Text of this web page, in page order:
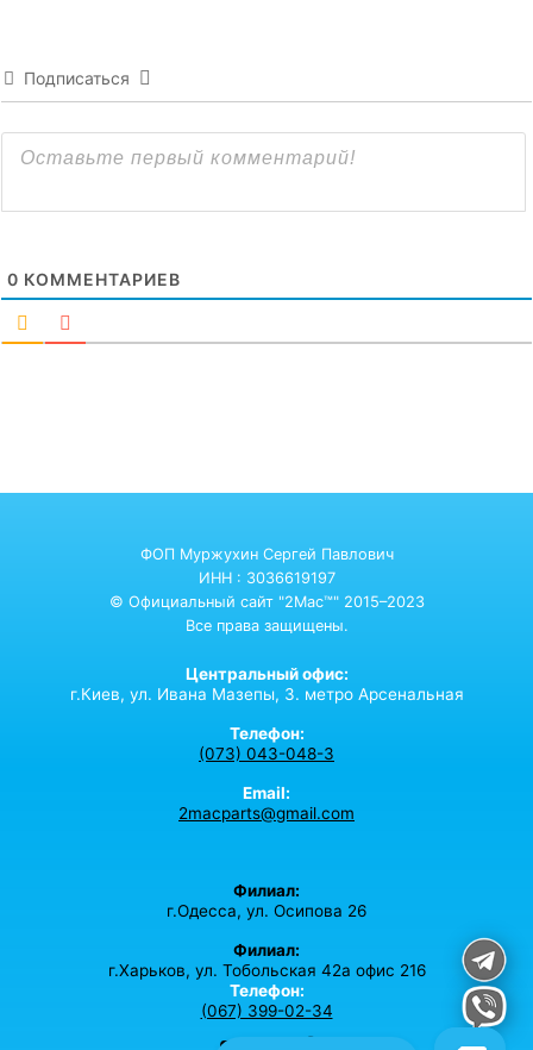
Подписаться
0 КОММЕНТАРИЕВ
ФОП Муржухин Сергей Павлович
ИНН : 3036619197
© Официальный сайт "2Mac™" 2015–2023
Все права защищены.
Центральный офис:
г.Киев, ул. Ивана Мазепы, 3. метро Арсенальная
Телефон:
(073) 043-048-3
Email:
2macparts@gmail.com
Филиал:
г.Одесса, ул. Осипова 26
Филиал:
г.Харьков, ул. Тобольская 42а офис 216
Телефон:
(067) 399-02-34